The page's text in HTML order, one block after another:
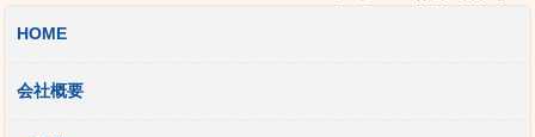
HOME
会社概要